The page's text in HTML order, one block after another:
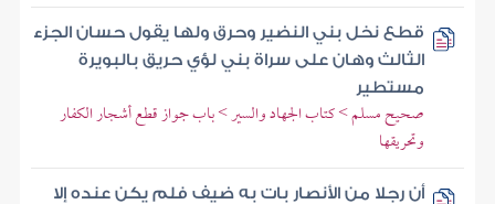
قطع نخل بني النضير وحرق ولها يقول حسان الجزء
الثالث وهان على سراة بني لؤي حريق بالبويرة
مستطير
صحيح مسلم > كتاب الجهاد والسير > باب جواز قطع أشجار الكفار
وتحريقها
أن رجلا من الأنصار بات به ضيف فلم يكن عنده إلا